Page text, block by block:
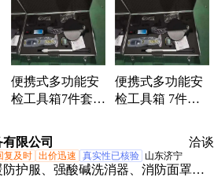
便携式多功能安
检工具箱7件套
仪全配
便携式多功能安
检工具箱 7件套
限公司 洽谈
复及时 出价迅速 真实性已核验 山东济宁
护服、强酸碱洗消器、消防面罩清